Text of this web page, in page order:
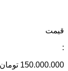
قیمت
:
150.000.000 تومان